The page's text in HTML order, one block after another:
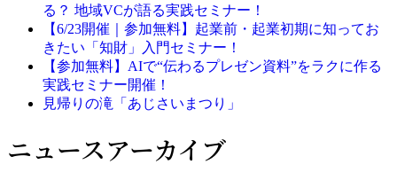
る？ 地域VCが語る実践セミナー！
【6/23開催｜参加無料】起業前・起業初期に知ってお
きたい「知財」入門セミナー！
【参加無料】AIで“伝わるプレゼン資料”をラクに作る
実践セミナー開催！
見帰りの滝「あじさいまつり」
ニュースアーカイブ